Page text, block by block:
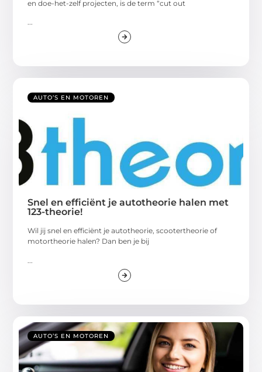
en doe-het-zelf projecten, is de term “cut out
...
AUTO’S EN MOTOREN
Snel en efficiënt je autotheorie halen met
123-theorie!
Wil jij snel en efficiënt je autotheorie, scootertheorie of
motortheorie halen? Dan ben je bij
AUTO’S EN MOTOREN